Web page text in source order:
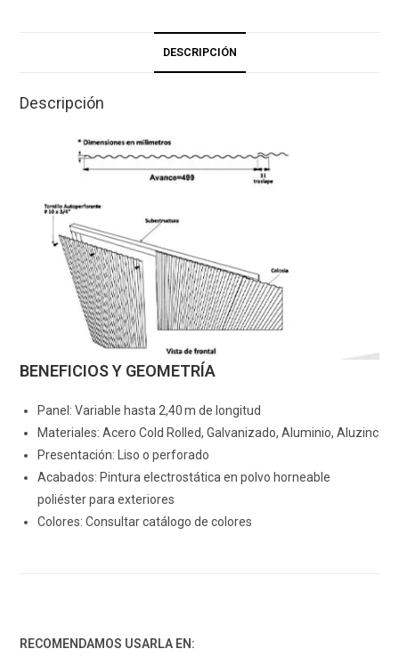
DESCRIPCIÓN
Descripción
BENEFICIOS Y GEOMETRÍA
Panel: Variable hasta 2,40 m de longitud
Materiales: Acero Cold Rolled, Galvanizado, Aluminio, Aluzinc
Presentación: Liso o perforado
Acabados: Pintura electrostática en polvo horneable
poliéster para exteriores
Colores: Consultar catálogo de colores
RECOMENDAMOS USARLA EN: